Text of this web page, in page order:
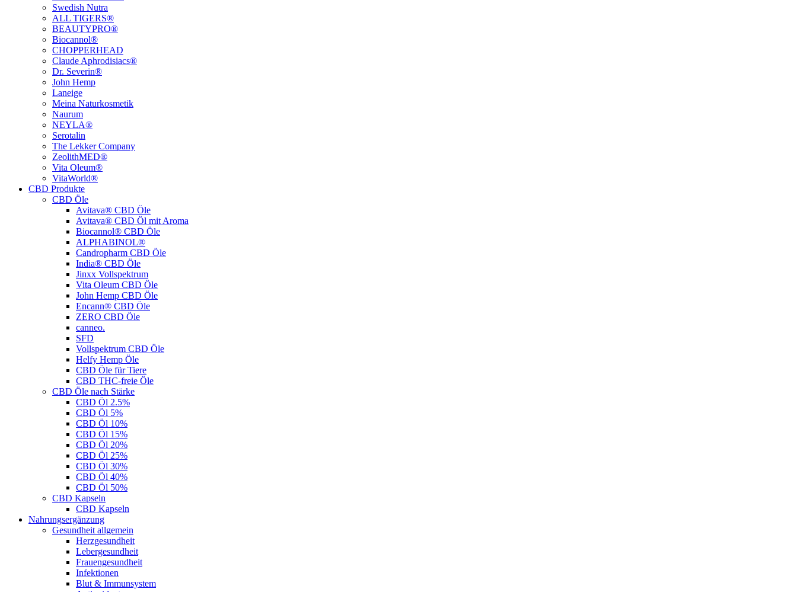
Swedish Nutra
ALL TIGERS®
BEAUTYPRO®
Biocannol®
CHOPPERHEAD
Claude Aphrodisiacs®
Dr. Severin®
John Hemp
Laneige
Meina Naturkosmetik
Naurum
NEYLA®
Serotalin
The Lekker Company
ZeolithMED®
Vita Oleum®
VitaWorld®
CBD Produkte
CBD Öle
Avitava® CBD Öle
Avitava® CBD Öl mit Aroma
Biocannol® CBD Öle
ALPHABINOL®
Candropharm CBD Öle
India® CBD Öle
Jinxx Vollspektrum
Vita Oleum CBD Öle
John Hemp CBD Öle
Encann® CBD Öle
ZERO CBD Öle
canneo.
SFD
Vollspektrum CBD Öle
Helfy Hemp Öle
CBD Öle für Tiere
CBD THC-freie Öle
CBD Öle nach Stärke
CBD Öl 2.5%
CBD Öl 5%
CBD Öl 10%
CBD Öl 15%
CBD Öl 20%
CBD Öl 25%
CBD Öl 30%
CBD Öl 40%
CBD Öl 50%
CBD Kapseln
CBD Kapseln
Nahrungsergänzung
Gesundheit allgemein
Herzgesundheit
Lebergesundheit
Frauengesundheit
Infektionen
Blut & Immunsystem